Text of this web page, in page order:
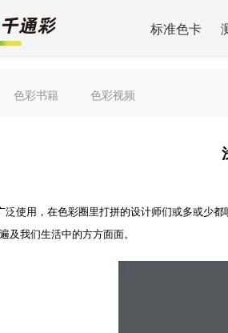
标准色卡
色彩书籍 色彩视频
用，在色彩圈里打拼的设计师们或多或少都
及我们生活中的方方面面。